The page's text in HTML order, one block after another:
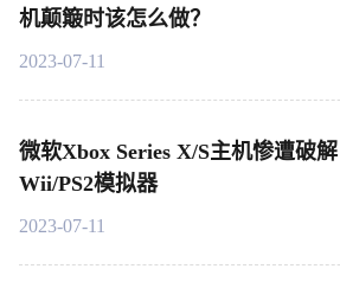
机颠簸时该怎么做？
2023-07-11
微软Xbox Series X/S主机惨遭破
Wii/PS2模拟器
2023-07-11